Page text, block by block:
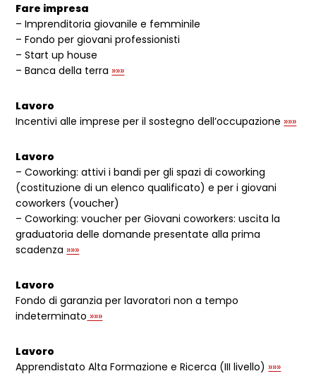
Fare impresa
– Imprenditoria giovanile e femminile
– Fondo per giovani professionisti
– Start up house
– Banca della terra »»»
Lavoro
Incentivi alle imprese per il sostegno dell’occupazione »»»
Lavoro
– Coworking: attivi i bandi per gli spazi di coworking
(costituzione di un elenco qualificato) e per i giovani
coworkers (voucher)
– Coworking: voucher per Giovani coworkers: uscita la
graduatoria delle domande presentate alla prima
scadenza »»»
Lavoro
Fondo di garanzia per lavoratori non a tempo
indeterminato »»»
Lavoro
Apprendistato Alta Formazione e Ricerca (III livello) »»»